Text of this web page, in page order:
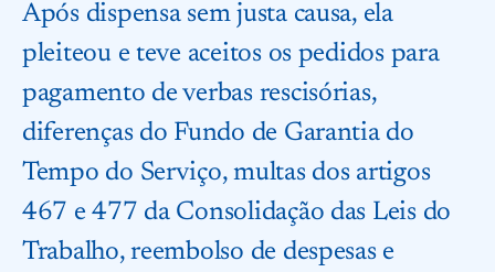
Após dispensa sem justa causa, ela
pleiteou e teve aceitos os pedidos para
pagamento de verbas rescisórias,
diferenças do Fundo de Garantia do
Tempo do Serviço, multas dos artigos
467 e 477 da Consolidação das Leis do
Trabalho, reembolso de despesas e